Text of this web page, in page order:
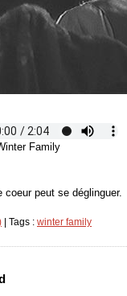
Family
peut se déglinguer.
| Tags : winter family